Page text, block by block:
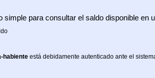
para consultar el saldo disponible en
habiente está debidamente autenticado ante el